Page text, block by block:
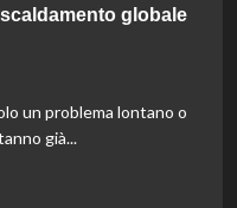
globale
un problema lontano o
già...